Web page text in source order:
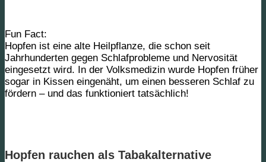
Fun Fact:
Hopfen ist eine alte Heilpflanze, die schon seit
Jahrhunderten gegen Schlafprobleme und Nervosität
eingesetzt wird. In der Volksmedizin wurde Hopfen früher
sogar in Kissen eingenäht, um einen besseren Schlaf zu
fördern – und das funktioniert tatsächlich!
Hopfen rauchen als Tabakalternative